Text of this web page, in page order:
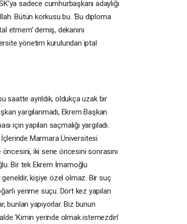
sadece cumhurbaşkanı adaylığı
Bütün korkusu bu. ‘Bu diploma
etmem’ demiş, dekanını
yönetim kurulundan iptal
saatte ayrıldık, oldukça uzak bir
yargılanmadı, Ekrem Başkan
için yapılan saçmalığı yargıladı.
Marmara Üniversitesi
iki sene öncesini sonrasını
Bir tek Ekrem İmamoğlu
geneldir, kişiye özel olmaz. Bir suç
yenme suçu. Dört kez yapılan
yapıyorlar. Biz bunun
‘Kimin yerinde olmak istemezdin’